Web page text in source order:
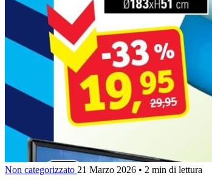
Non categorizzato 21 Marzo 2026 • 2 min di lettura